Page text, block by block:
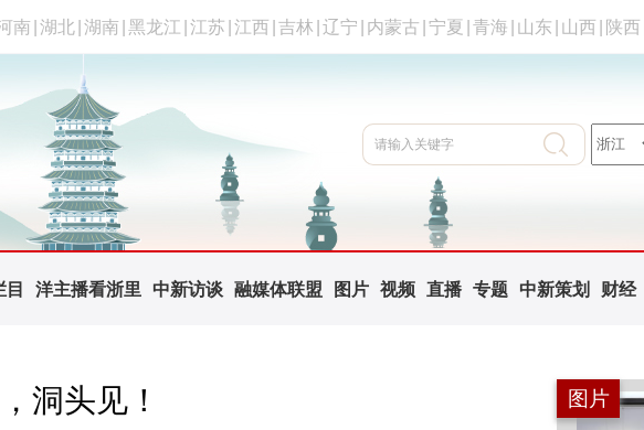
南 湖北 湖南 黑龙江 江苏 江西 吉林 辽宁 内蒙古 宁夏 青海 山东 山西 陕西
洋主播看浙里 中新访谈 融媒体联盟 图片 视频 直播 专题 中新策划 财经
洞头见！ 图片